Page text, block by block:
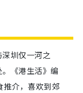
圳仅一河之
《港生活》编
推介，喜欢到郊